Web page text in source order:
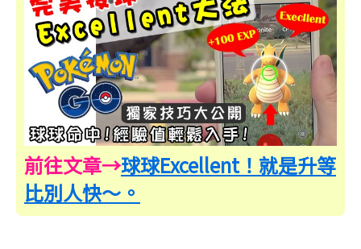
前往文章→球球Excellent！就是升等
比別人快～。